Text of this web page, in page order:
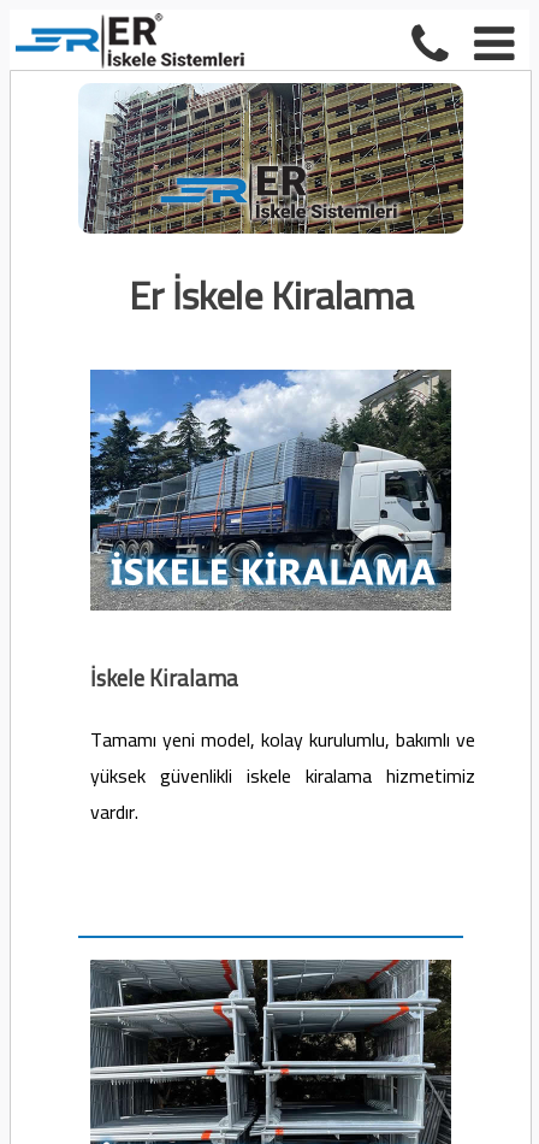
Er İskele Kiralama
İskele Kiralama
Tamamı yeni model, kolay kurulumlu, bakımlı ve
yüksek güvenlikli iskele kiralama hizmetimiz
vardır.